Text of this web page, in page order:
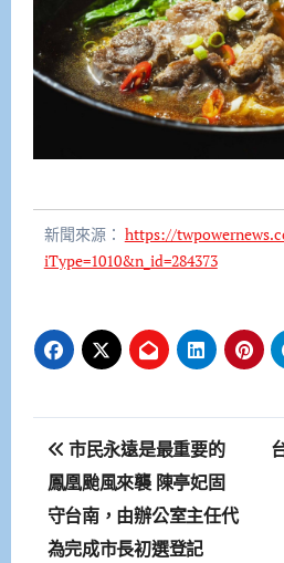
新聞來源： https://
iType=1010&n_id=284373
文
章
導
市民永遠是最重要的
鳳凰颱風來襲 陳亭妃固
守台南，由辦公室主任代
為完成市長初選登記